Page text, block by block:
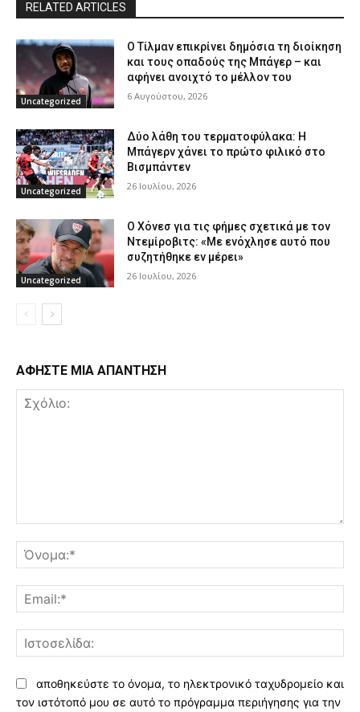
RELATED ARTICLES
Uncategorized
Ο Τίλμαν επικρίνει δημόσια τη διοίκηση
και τους οπαδούς της Μπάγερ – και
αφήνει ανοιχτό το μέλλον του
6 Αυγούστου, 2026
Uncategorized
Δύο λάθη του τερματοφύλακα: Η
Μπάγερν χάνει το πρώτο φιλικό στο
Βισμπάντεν
26 Ιουλίου, 2026
Uncategorized
Ο Χόνεσ για τις φήμες σχετικά με τον
Ντεμίροβιτς: «Με ενόχλησε αυτό που
συζητήθηκε εν μέρει»
26 Ιουλίου, 2026
ΑΦΗΣΤΕ ΜΙΑ ΑΠΑΝΤΗΣΗ
αποθηκεύστε το όνομα, το ηλεκτρονικό ταχυδρομείο και
τον ιστότοπό μου σε αυτό το πρόγραμμα περιήγησης για την